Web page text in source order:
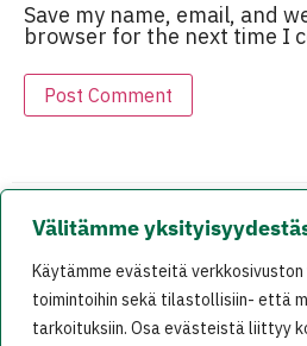
Välitämme
Käytämme evästeitä
toimintoihin sekä tilastollisiin- että
tarkoituksiin. Osa evästeistä liittyy
Save my name, email, and
browser for the next time I
Lokakuu on toivoa täynnä